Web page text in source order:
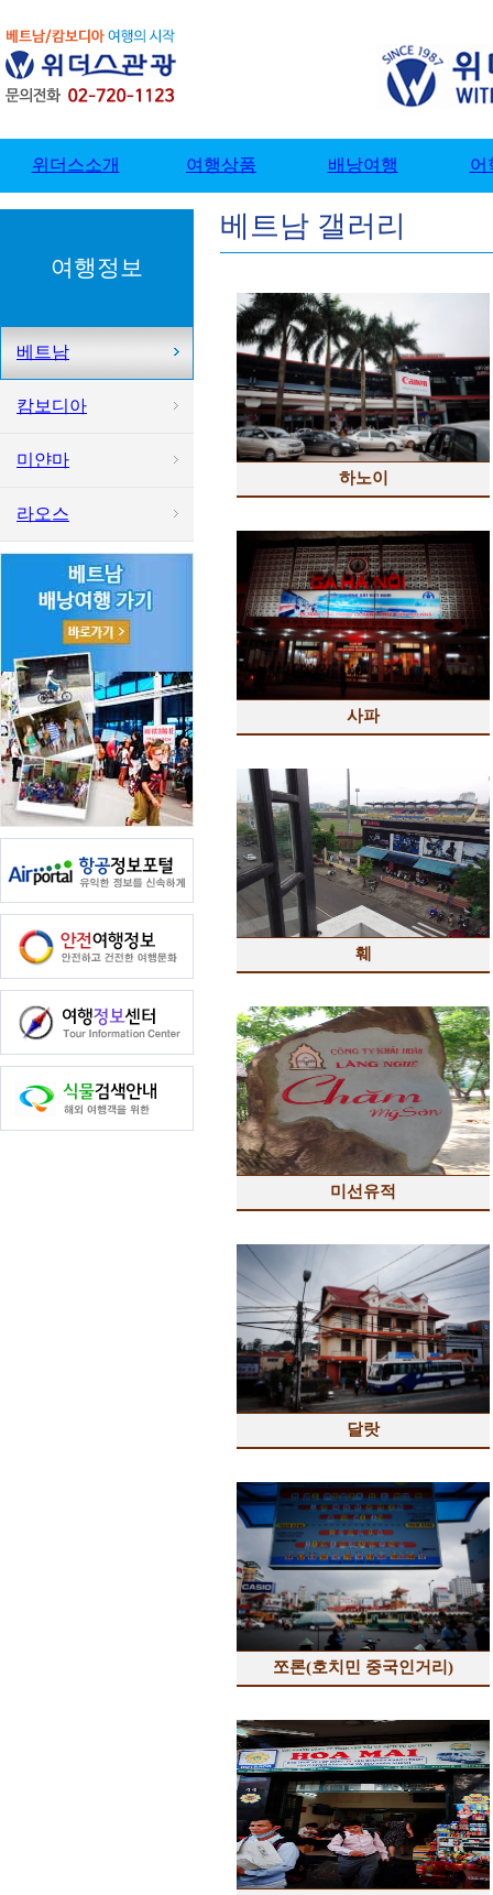
여행정보
베트남
캄보디아
미얀마
라오스
베트남 갤러리
하노이
사파
훼
미선유적
달랏
쪼론(호치민 중국인거리)